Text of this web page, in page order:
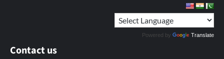
Powered by Translate
Contact us